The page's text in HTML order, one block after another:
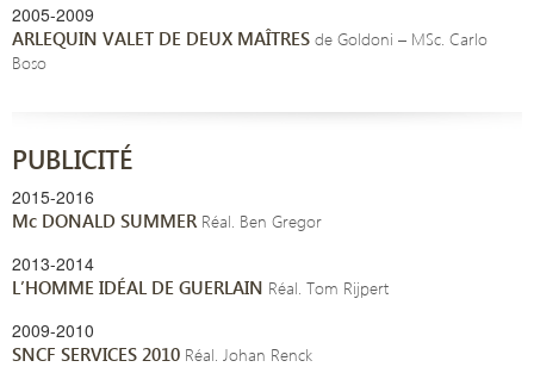
2005-2009
ARLEQUIN VALET DE DEUX MAÎTRES de Goldoni – MSc. Carlo
Boso
PUBLICITÉ
2015-2016
Mc DONALD SUMMER Réal. Ben Gregor
2013-2014
L’HOMME IDÉAL DE GUERLAIN Réal. Tom Rijpert
2009-2010
SNCF SERVICES 2010 Réal. Johan Renck